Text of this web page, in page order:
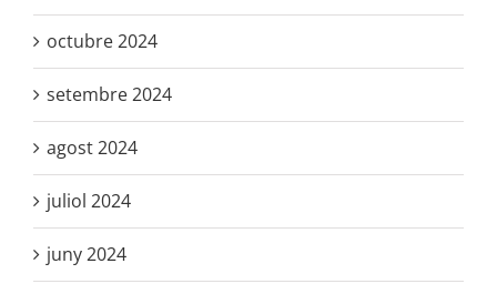
octubre 2024
setembre 2024
agost 2024
juliol 2024
juny 2024